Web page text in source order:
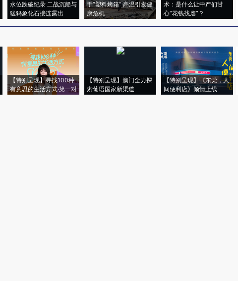
水位跌破纪录 二战沉船与
猛犸象化石接连露出
于“塑料烤箱” 高温引发健
康危机
术：是什么让中产们甘
心“花钱找虐”？
【特别呈现】寻找100种
有意思的生活方式·第一对
【特别呈现】澳门全力探
索葡语国家新渠道
【特别呈现】《东莞，人
间便利店》倾情上线